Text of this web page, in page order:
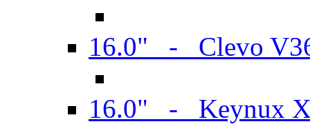
16.0" - Clevo
16.0" - Keynux